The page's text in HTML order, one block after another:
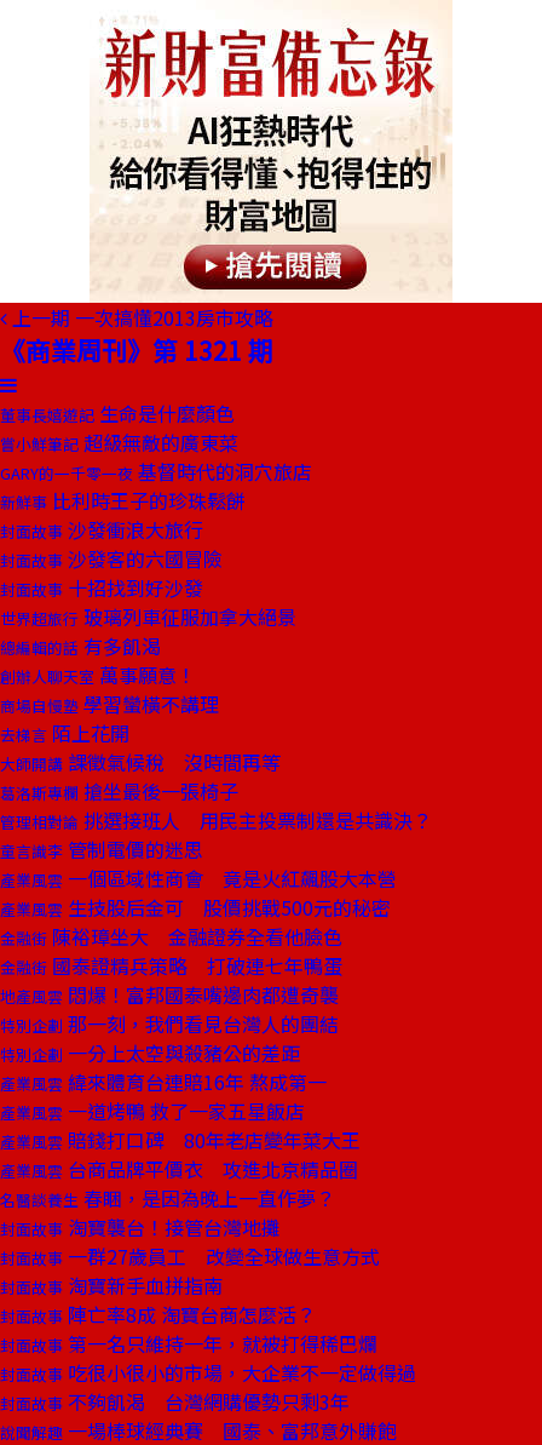
上一期 一次搞懂2013房市攻略
《商業周刊》第 1321 期
董事長嬉遊記 生命是什麼顏色
嘗小鮮筆記 超級無敵的廣東菜
GARY的一千零一夜 基督時代的洞穴旅店
新鮮事 比利時王子的珍珠鬆餅
封面故事 沙發衝浪大旅行
封面故事 沙發客的六國冒險
封面故事 十招找到好沙發
世界超旅行 玻璃列車征服加拿大絕景
總編輯的話 有多飢渴
創辦人聊天室 萬事願意！
商場自慢塾 學習蠻橫不講理
去梯言 陌上花開
大師開講 課徵氣候稅 沒時間再等
葛洛斯專欄 搶坐最後一張椅子
管理相對論 挑選接班人 用民主投票制還是共識決？
童言識李 管制電價的迷思
產業風雲 一個區域性商會 竟是火紅飆股大本營
產業風雲 生技股后金可 股價挑戰500元的秘密
金融街 陳裕璋坐大 金融證券全看他臉色
金融街 國泰證精兵策略 打破連七年鴨蛋
地產風雲 悶爆！富邦國泰嘴邊肉都遭奇襲
特別企劃 那一刻，我們看見台灣人的團結
特別企劃 一分上太空與殺豬公的差距
產業風雲 緯來體育台連賠16年 熬成第一
產業風雲 一道烤鴨 救了一家五星飯店
產業風雲 賠錢打口碑 80年老店變年菜大王
產業風雲 台商品牌平價衣 攻進北京精品圈
名醫談養生 春睏，是因為晚上一直作夢？
封面故事 淘寶襲台！接管台灣地攤
封面故事 一群27歲員工 改變全球做生意方式
封面故事 淘寶新手血拼指南
封面故事 陣亡率8成 淘寶台商怎麼活？
封面故事 第一名只維持一年，就被打得稀巴爛
封面故事 吃很小很小的市場，大企業不一定做得過
封面故事 不夠飢渴 台灣網購優勢只剩3年
說聞解趣 一場棒球經典賽 國泰、富邦意外賺飽